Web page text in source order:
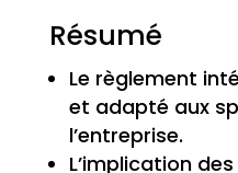
Résumé
Le règlement
et adapté aux
l’entreprise.
L’implication